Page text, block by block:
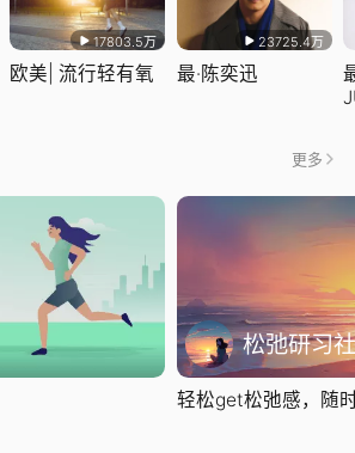
17803.5万
欧美| 流行轻有氧
23725.4万
最·陈奕迅
更多
松弛研习社
轻松get松弛感，随